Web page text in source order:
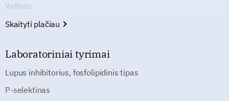
Valinas
Skaityti plačiau
Laboratoriniai tyrimai
Lupus inhibitorius, fosfolipidinis tipas
P-selektinas